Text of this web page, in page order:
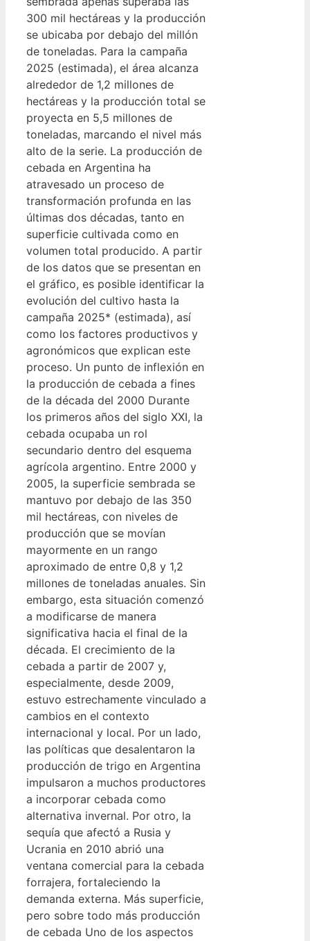
300 mil hectáreas y la producción
se ubicaba por debajo del millón
de toneladas. Para la campaña
2025 (estimada), el área alcanza
alrededor de 1,2 millones de
hectáreas y la producción total se
proyecta en 5,5 millones de
toneladas, marcando el nivel más
alto de la serie. La producción de
cebada en Argentina ha
atravesado un proceso de
transformación profunda en las
últimas dos décadas, tanto en
superficie cultivada como en
volumen total producido. A partir
de los datos que se presentan en
el gráfico, es posible identificar la
evolución del cultivo hasta la
campaña 2025* (estimada), así
como los factores productivos y
agronómicos que explican este
proceso. Un punto de inflexión en
la producción de cebada a fines
de la década del 2000 Durante
los primeros años del siglo XXI, la
cebada ocupaba un rol
secundario dentro del esquema
agrícola argentino. Entre 2000 y
2005, la superficie sembrada se
mantuvo por debajo de las 350
mil hectáreas, con niveles de
producción que se movían
mayormente en un rango
aproximado de entre 0,8 y 1,2
millones de toneladas anuales. Sin
embargo, esta situación comenzó
a modificarse de manera
significativa hacia el final de la
década. El crecimiento de la
cebada a partir de 2007 y,
especialmente, desde 2009,
estuvo estrechamente vinculado a
cambios en el contexto
internacional y local. Por un lado,
las políticas que desalentaron la
producción de trigo en Argentina
impulsaron a muchos productores
a incorporar cebada como
alternativa invernal. Por otro, la
sequía que afectó a Rusia y
Ucrania en 2010 abrió una
ventana comercial para la cebada
forrajera, fortaleciendo la
demanda externa. Más superficie,
pero sobre todo más producción
de cebada Uno de los aspectos